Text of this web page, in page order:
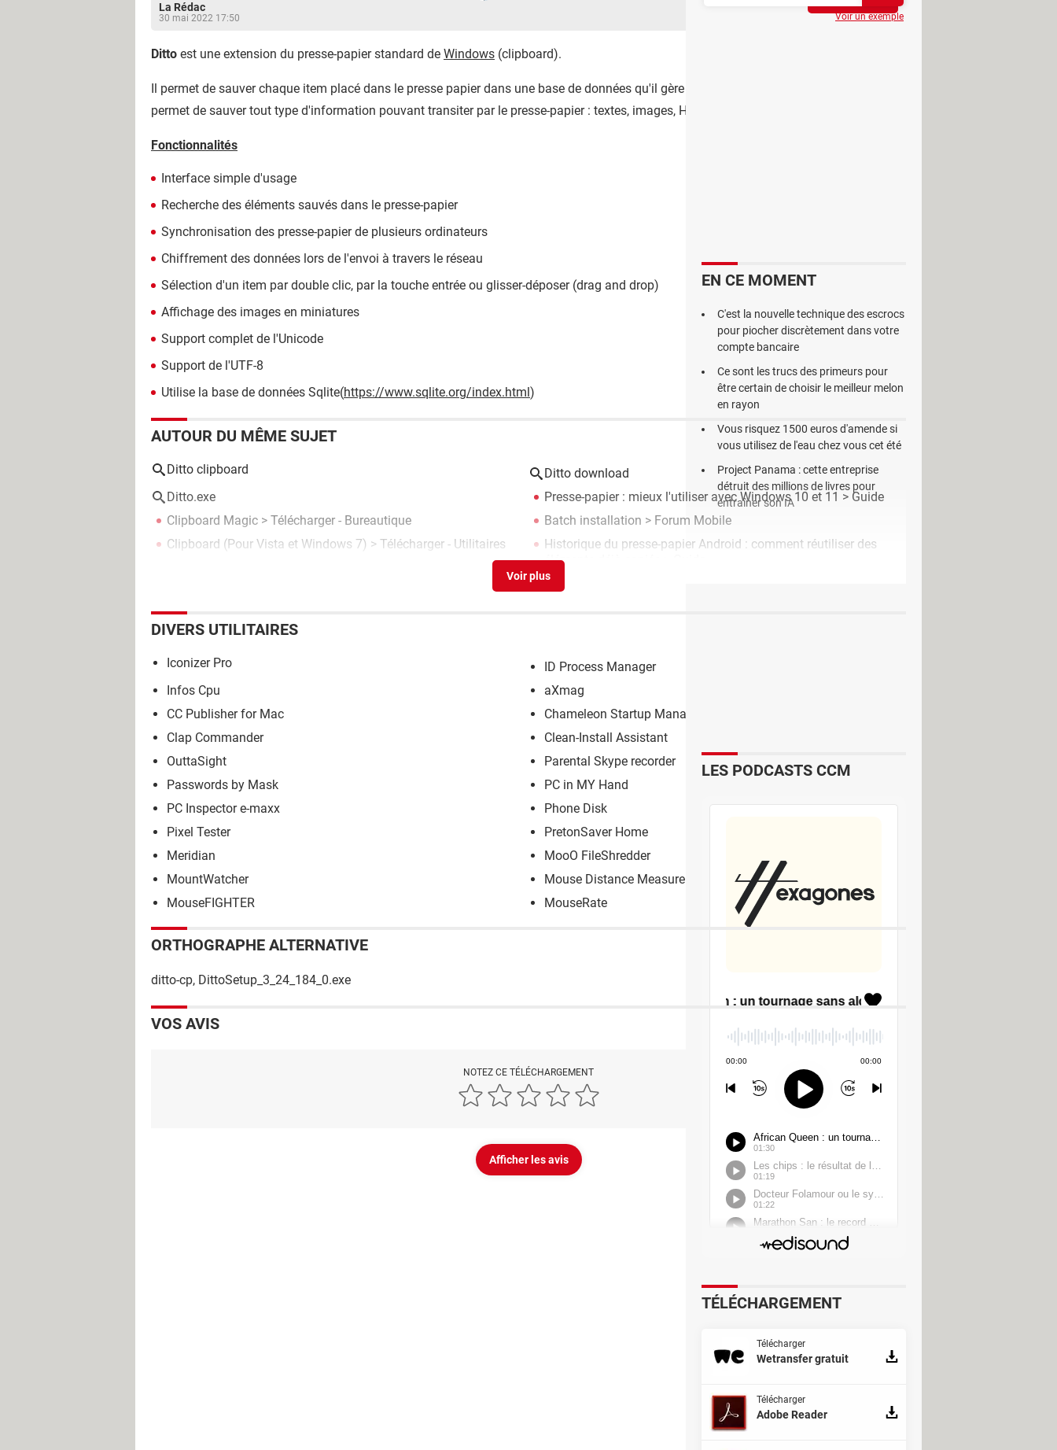
La Rédac
30 mai 2022 17:50
Ditto est une extension du presse-papier standard de Windows (clipboard).
Il permet de sauver chaque item placé dans le presse papier dans une base de données qu'il gère afin d'y accéder ultérieurement. Ditto
permet de sauver tout type d'information pouvant transiter par le presse-papier : textes, images, HTML, etc.
Fonctionnalités
Interface simple d'usage
Recherche des éléments sauvés dans le presse-papier
Synchronisation des presse-papier de plusieurs ordinateurs
Chiffrement des données lors de l'envoi à travers le réseau
Sélection d'un item par double clic, par la touche entrée ou glisser-déposer (drag and drop)
Affichage des images en miniatures
Support complet de l'Unicode
Support de l'UTF-8
Utilise la base de données Sqlite(https://www.sqlite.org/index.html)
AUTOUR DU MÊME SUJET
Ditto clipboard
Ditto download
Ditto.exe
Presse-papier : mieux l'utiliser avec Windows 10 et 11 > Guide
Clipboard Magic > Télécharger - Bureautique Batch installation > Forum Mobile
Clipboard (Pour Vista et Windows 7) > Télécharger - Utilitaires
Historique du presse-papier Android : comment réutiliser des
éléments déjà copiés
DIVERS UTILITAIRES
Iconizer Pro
ID Process Manager
Infos Cpu
aXmag
CC Publisher for Mac
Chameleon Startup Manager
Clap Commander
Clean-Install Assistant
OuttaSight
Parental Skype recorder
Passwords by Mask
PC in MY Hand
PC Inspector e-maxx
Phone Disk
Pixel Tester
PretonSaver Home
Meridian
MooO FileShredder
MountWatcher
Mouse Distance Measurer
MouseFIGHTER
MouseRate
ORTHOGRAPHE ALTERNATIVE
ditto-cp, DittoSetup_3_24_184_0.exe
VOS AVIS
NOTEZ CE TÉLÉCHARGEMENT
Afficher les avis
Voir un exemple
EN CE MOMENT
C'est la nouvelle technique des escrocs
pour piocher discrètement dans votre
compte bancaire
Ce sont les trucs des primeurs pour
être certain de choisir le meilleur melon
en rayon
Vous risquez 1500 euros d'amende si
vous utilisez de l'eau chez vous cet été
Project Panama : cette entreprise
détruit des millions de livres pour
entraîner son IA
LES PODCASTS CCM
TÉLÉCHARGEMENT
Télécharger
Wetransfer gratuit
Télécharger
Adobe Reader